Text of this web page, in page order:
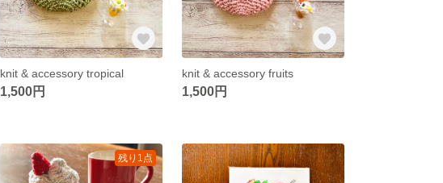
knit & accessory tropical
1,500円
knit & accessory fruits
1,500円
残り1点